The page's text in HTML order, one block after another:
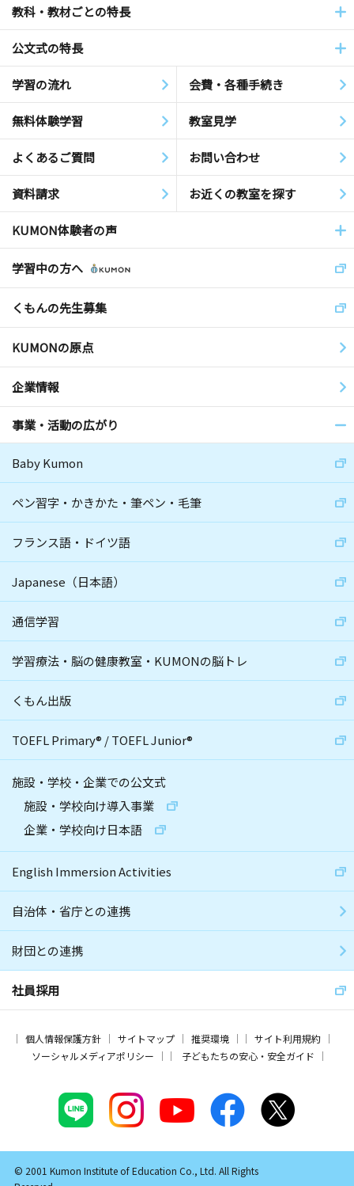
教科・教材ごとの特長
公文式の特長
学習の流れ 会費・各種手続き
無料体験学習 教室見学
よくあるご質問 お問い合わせ
資料請求 お近くの教室を探す
KUMON体験者の声
学習中の方へ
くもんの先生募集
KUMONの原点
企業情報
事業・活動の広がり
Baby Kumon
ペン習字・かきかた・筆ペン・毛筆
フランス語・ドイツ語
Japanese（日本語）
通信学習
学習療法・脳の健康教室・KUMONの脳トレ
くもん出版
TOEFL Primary® /TOEFL Junior®
施設・学校・企業での公文式
施設・学校向け導入事業
企業・学校向け日本語
English Immersion Activities
自治体・省庁との連携
財団との連携
社員採用
個人情報保護方針 サイトマップ 推奨環境
サイト利用規約
ソーシャルメディアポリシー
子どもたちの安心・安全ガイド
© 2001 Kumon Institute of Education Co., Ltd. All Rights